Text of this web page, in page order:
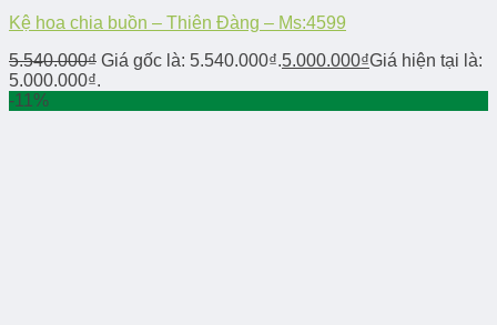
Kệ hoa chia buồn – Thiên Đàng – Ms:4599
5.540.000₫ Giá gốc là: 5.540.000₫.5.000.000₫Giá hiện tại là:
5.000.000₫.
-11%